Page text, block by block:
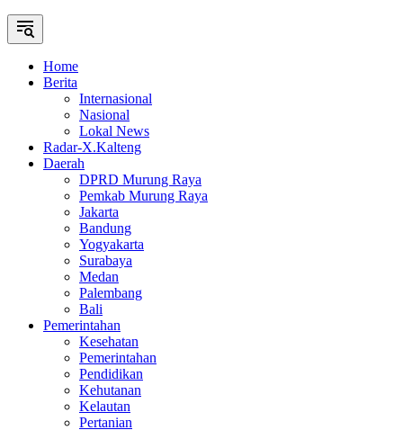
Home
Berita
Internasional
Nasional
Lokal News
Radar-X.Kalteng
Daerah
DPRD Murung Raya
Pemkab Murung Raya
Jakarta
Bandung
Yogyakarta
Surabaya
Medan
Palembang
Bali
Pemerintahan
Kesehatan
Pemerintahan
Pendidikan
Kehutanan
Kelautan
Pertanian